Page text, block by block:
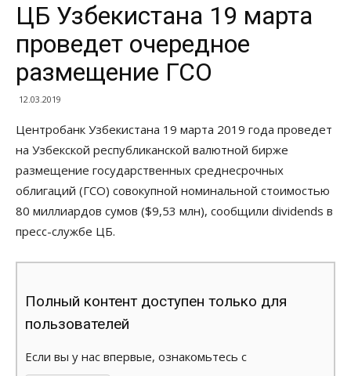
ЦБ Узбекистана 19 марта
проведет очередное
размещение ГСО
12.03.2019
Центробанк Узбекистана 19 марта 2019 года проведет
на Узбекской республиканской валютной бирже
размещение государственных среднесрочных
облигаций (ГСО) совокупной номинальной стоимостью
80 миллиардов сумов ($9,53 млн), сообщили dividends в
пресс-службе ЦБ.
Полный контент доступен только для
пользователей
Если вы у нас впервые, ознакомьтесь с